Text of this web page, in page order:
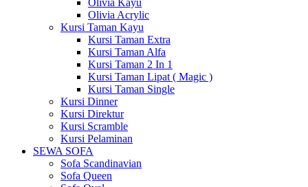
Olivia Kayu
Olivia Acrylic
Kursi Taman Kayu
Kursi Taman Extra
Kursi Taman Alfa
Kursi Taman 2 In 1
Kursi Taman Lipat ( Magic )
Kursi Taman Single
Kursi Dinner
Kursi Direktur
Kursi Scramble
Kursi Pelaminan
SEWA SOFA
Sofa Scandinavian
Sofa Queen